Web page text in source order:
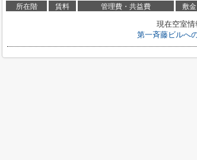
所在階 賃料 管理費・共益費 敷金
現在空室情
第一斉藤ビルへ